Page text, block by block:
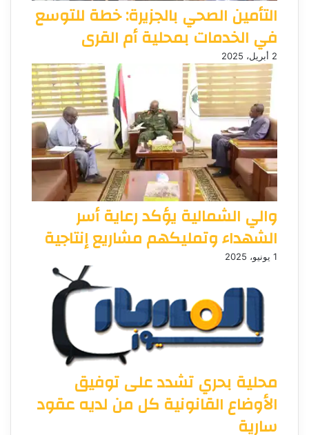
التأمين الصحي بالجزيرة: خطة للتوسع
في الخدمات بمحلية أم القرى
2 أبريل، 2025
والي الشمالية يؤكد رعاية أسر
الشهداء وتمليكهم مشاريع إنتاجية
1 يونيو، 2025
محلية بحري تشدد على توفيق
الأوضاع القانونية كل من لديه عقود
سارية